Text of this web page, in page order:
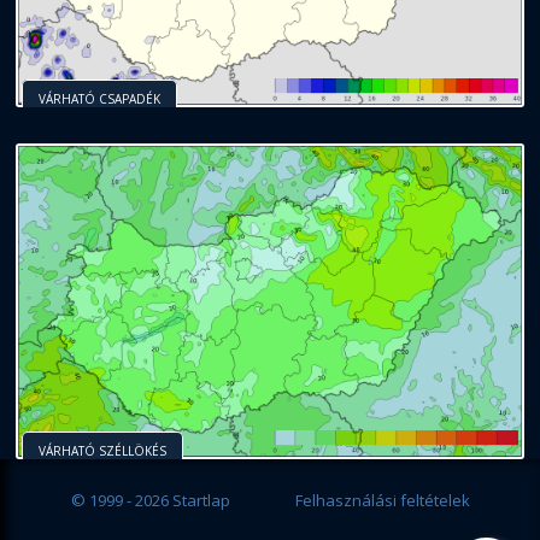
VÁRHATÓ CSAPADÉK
VÁRHATÓ SZÉLLÖKÉS
© 1999 - 2026 Startlap Felhasználási feltételek